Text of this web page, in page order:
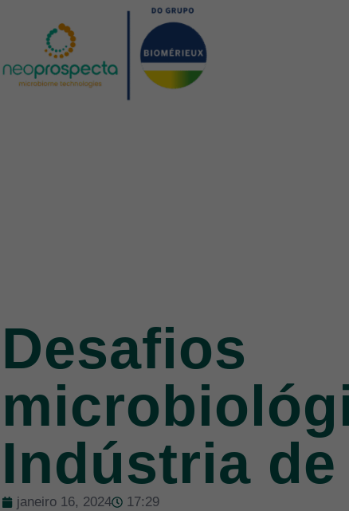
Desafios
Indústria
janeiro 16, 2024 17:29